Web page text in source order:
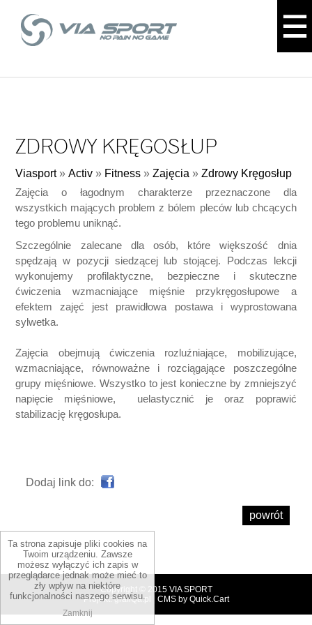
Ta strona zapisuje pliki cookies na
Twoim urządzeniu. Zawsze
możesz wyłączyć ich zapis w
przeglądarce jednak może mieć to
zły wpływ na niektóre
funkcjonalności naszego serwisu.
Zamknij
ZDROWY KRĘGOSŁUP
Viasport»Activ » Fitness »Zajęcia »Zdrowy Kręgosłup
Zajęcia o łagodnym charakterze przeznaczone dla
wszystkich mających problem z bólem pleców lub chcących
tego problemu uniknąć.
Szczególnie zalecane dla osób, które większość dnia
spędzają w pozycji siedzącej lub stojącej. Podczas lekcji
wykonujemy profilaktyczne, bezpieczne i skuteczne
ćwiczenia wzmacniające mięśnie przykręgosłupowe a
efektem zajęć jest prawidłowa postawa i wyprostowana
sylwetka.
Zajęcia obejmują ćwiczenia rozluźniające, mobilizujące,
wzmacniające, równoważne i rozciągające poszczególne
grupy mięśniowe. Wszystko to jest konieczne by zmniejszyć
napięcie mięśniowe, uelastycznić je oraz poprawić
stabilizację kręgosłupa.
Dodaj link do:
powrót
Copyright © 2015 VIA SPORT
Projekt: grafiQa.pl
CMS by Quick.Cart